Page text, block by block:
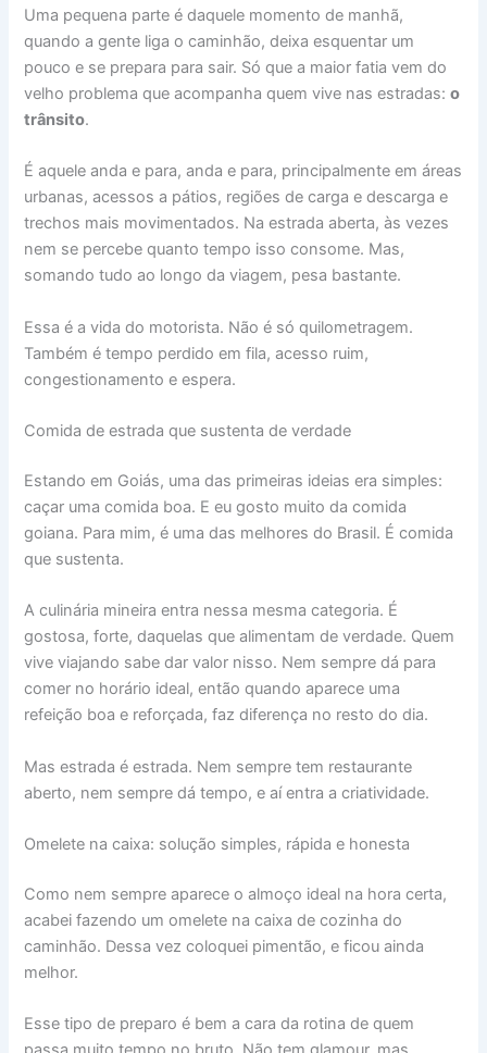
Uma pequena parte é daquele momento de manhã,
quando a gente liga o caminhão, deixa esquentar um
pouco e se prepara para sair. Só que a maior fatia vem do
velho problema que acompanha quem vive nas estradas:o
trânsito.
É aquele anda e para, anda e para, principalmente em áreas
urbanas, acessos a pátios, regiões de carga e descarga e
trechos mais movimentados. Na estrada aberta, às vezes
nem se percebe quanto tempo isso consome. Mas,
somando tudo ao longo da viagem, pesa bastante.
Essa é a vida do motorista. Não é só quilometragem.
Também é tempo perdido em fila, acesso ruim,
congestionamento e espera.
Comida de estrada que sustenta de verdade
Estando em Goiás, uma das primeiras ideias era simples:
caçar uma comida boa. E eu gosto muito da comida
goiana. Para mim, é uma das melhores do Brasil. É comida
que sustenta.
A culinária mineira entra nessa mesma categoria. É
gostosa, forte, daquelas que alimentam de verdade. Quem
vive viajando sabe dar valor nisso. Nem sempre dá para
comer no horário ideal, então quando aparece uma
refeição boa e reforçada, faz diferença no resto do dia.
Mas estrada é estrada. Nem sempre tem restaurante
aberto, nem sempre dá tempo, e aí entra a criatividade.
Omelete na caixa: solução simples, rápida e honesta
Como nem sempre aparece o almoço ideal na hora certa,
acabei fazendo um omelete na caixa de cozinha do
caminhão. Dessa vez coloquei pimentão, e ficou ainda
melhor.
Esse tipo de preparo é bem a cara da rotina de quem